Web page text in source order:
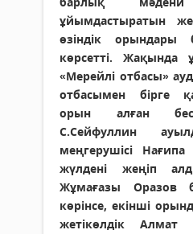
ұйымдастыратын
өзіндік орындары
көрсетті. Жақында
«Мерейлі отбасы»
отбасымен бірге
орын алған
С.Сейфуллин
меңгерушісі
жүлдені жеңіп
Жұмағазы Оразов
көрінсе, екінші
жетікөлдік Алмат